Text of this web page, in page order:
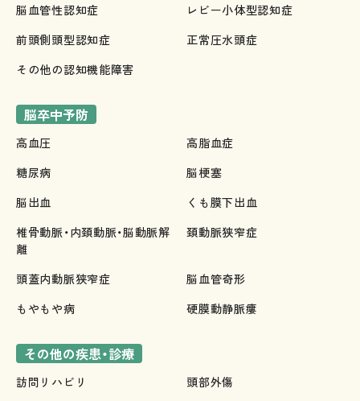
脳血管性認知症
レビー小体型認知症
前頭側頭型認知症
正常圧水頭症
その他の認知機能障害
脳卒中予防
高血圧
高脂血症
糖尿病
脳梗塞
脳出血
くも膜下出血
椎骨動脈・内頚動脈・脳動脈解
離
頚動脈狭窄症
頭蓋内動脈狭窄症
脳血管奇形
もやもや病
硬膜動静脈瘻
その他の疾患・診療
訪問リハビリ
頭部外傷